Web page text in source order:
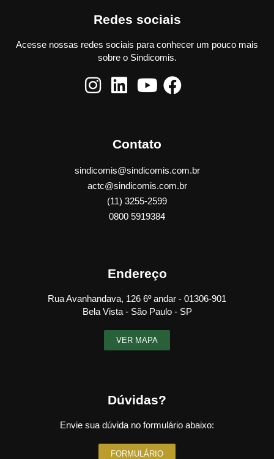
Redes sociais
Acesse nossas redes sociais para conhecer um pouco mais
sobre o Sindicomis.
Contato
sindicomis@sindicomis.com.br
actc@sindicomis.com.br
(11) 3255-2599
0800 5919384
Endereço
Rua Avanhandava, 126 6º andar - 01306-901
Bela Vista - São Paulo - SP
VER MAPA
Dúvidas?
Envie sua dúvida no formulário abaixo:
FORMULÁRIO